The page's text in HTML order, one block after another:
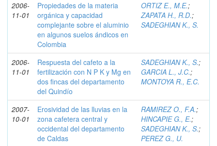
2006-
11-01
Propiedades de la materia
orgánica y capacidad
complejante sobre el aluminio
en algunos suelos ándicos en
Colombia
ORTIZ E., M.E.;
ZAPATA H., R.D.;
SADEGHIAN K., S.
2006-
11-01
Respuesta del cafeto a la
fertilización con N P K y Mg en
dos fincas del departamento
del Quindío
SADEGHIAN K., S.;
GARCIA L., J.C.;
MONTOYA R., E.C.
2007-
10-01
Erosividad de las lluvias en la
zona cafetera central y
occidental del departamento
de Caldas
RAMIREZ O., F.A.;
HINCAPIE G., E.;
SADEGHIAN K., S.;
PEREZ G., U.